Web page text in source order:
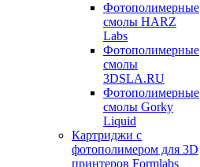
Фотополимерные
смолы HARZ
Labs
Фотополимерные
смолы
3DSLA.RU
Фотополимерные
смолы Gorky
Liquid
Картриджи с
фотополимером для 3D
принтеров Formlabs